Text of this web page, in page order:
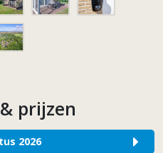
prijzen
2026